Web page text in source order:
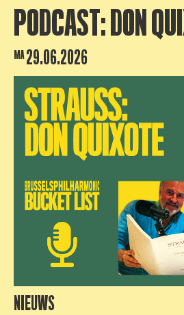
PODCAST: DON
MA 29.06.2026
NIEUWS